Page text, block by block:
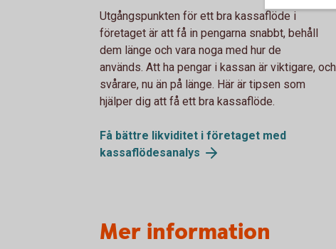
Utgångspunkten för ett bra kassaflöde i
företaget är att få in pengarna snabbt, behåll
dem länge och vara noga med hur de
används. Att ha pengar i kassan är viktigare, och
svårare, nu än på länge. Här är tipsen som
hjälper dig att få ett bra kassaflöde.
Få bättre likviditet i företaget med
kassaflödesanalys
Mer information